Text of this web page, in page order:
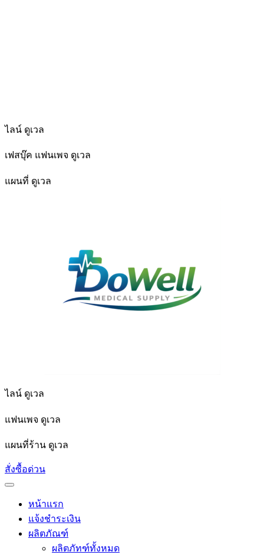
ไลน์ ดูเวล
เฟสบุ๊ค แฟนเพจ ดูเวล
แผนที่ ดูเวล
ไลน์ ดูเวล
แฟนเพจ ดูเวล
แผนที่ร้าน ดูเวล
สั่งซื้อด่วน
หน้าแรก
แจ้งชำระเงิน
ผลิตภัณฑ์
ผลิตภัทฑ์ทั้งหมด